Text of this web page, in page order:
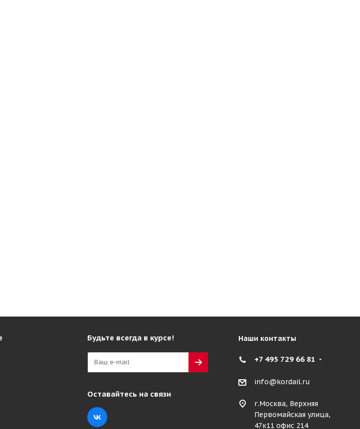
Будьте всегда в курсе!
Оставайтесь на связи
Наши контакты
+7 495 729 66 81
info@kordail.ru
г.Москва, Верхняя
Первомайская улица,
47к11 офис 214